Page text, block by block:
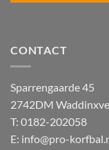
CONTACT
Sparrengaarde 45
2742DM
T: 0182-202058
E: info@pro-